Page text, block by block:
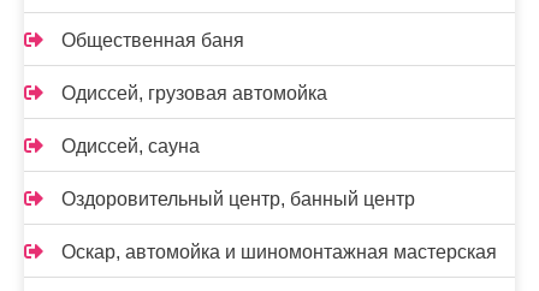
Общественная баня
Одиссей, грузовая автомойка
Одиссей, сауна
Оздоровительный центр, банный центр
Оскар, автомойка и шиномонтажная мастерская